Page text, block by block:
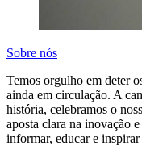
Sobre nós
Temos orgulho em deter
ainda em circulação. A
história, celebramos o
aposta clara na inovação
informar, educar e